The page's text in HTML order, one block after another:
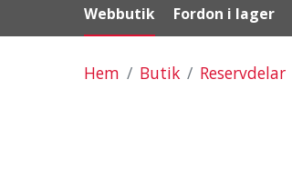
Webbutik Fordon i lager
Hem Butik Reservdelar